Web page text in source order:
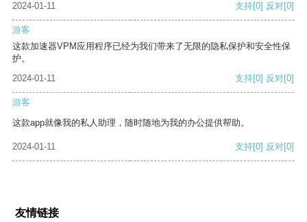
2024-01-11 支持[0] 反对[0]
游客
这款加速器VPM应用程序已经为我们带来了无限的隐私保护和安全性保
护。
2024-01-11
支持[0] 反对[0]
游客
这款app就像我的私人助理，随时随地为我的办公提供帮助。
2024-01-11 支持[0] 反对[0]
友情链接